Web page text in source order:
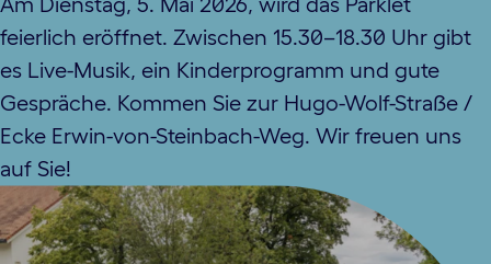
feierlich eröffnet. Zwischen 15.30–18.30 Uhr gibt
es Live-Musik, ein Kinderprogramm und gute
Gespräche. Kommen Sie zur Hugo-Wolf-Straße /
Ecke Erwin-von-Steinbach-Weg. Wir freuen uns
auf Sie!